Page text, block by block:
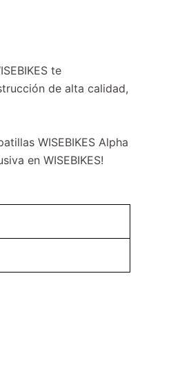
te
de alta calidad,
WISEBIKES Alpha
en WISEBIKES!